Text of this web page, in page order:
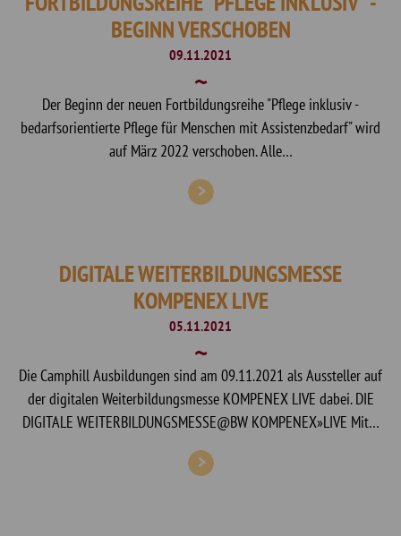
BEGINN VERSCHOBEN
09.11.2021
Der Beginn der neuen Fortbildungsreihe "Pflege inklusiv -
bedarfsorientierte Pflege für Menschen mit Assistenzbedarf" wird
auf März 2022 verschoben. Alle…
DIGITALE WEITERBILDUNGSMESSE
KOMPENEX LIVE
05.11.2021
Die Camphill Ausbildungen sind am 09.11.2021 als Aussteller auf
der digitalen Weiterbildungsmesse KOMPENEX LIVE dabei. DIE
DIGITALE WEITERBILDUNGSMESSE@BW KOMPENEX»LIVE Mit…